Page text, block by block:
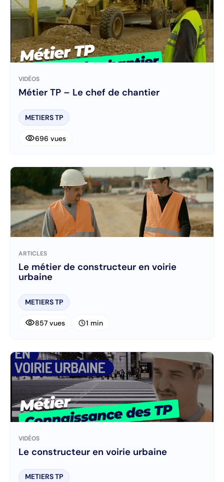
VIDÉOS
Métier TP – Le chef de chantier
METIERS TP
visibility696 vues
ARTICLES
Le métier de constructeur en voirie
urbaine
METIERS TP
visibility857 vues schedule1 min
VIDÉOS
Le constructeur en voirie urbaine
METIERS TP